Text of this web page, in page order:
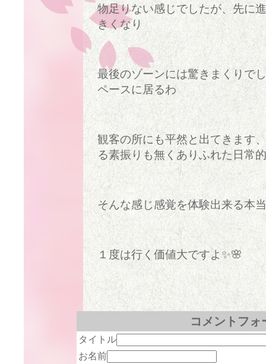
物足りない感じでしたが、先に
きくなり
最後のゾーンには驚きまくりで
ペースに居るわ
観客の所にも平然と出てきます
る素振りも無くありふれた日常
そんな感じ感覚を体験出来る本
１度は行く価値大ですよ✨🌸
コメントフォ
タイトル
お名前